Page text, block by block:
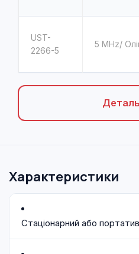
UST-
2266-5
5 MHz/
Характеристики
Стаціонарний або